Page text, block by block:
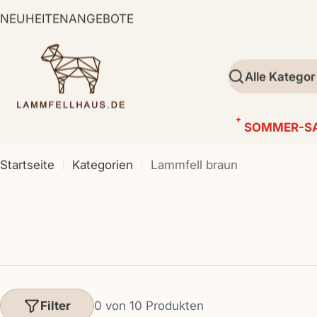
springen
NEUHEITENANGEBOTE
Suchen
SOMMER-
Startseite Kategorien Lammfell braun
0 von 10 Produkten
Filter